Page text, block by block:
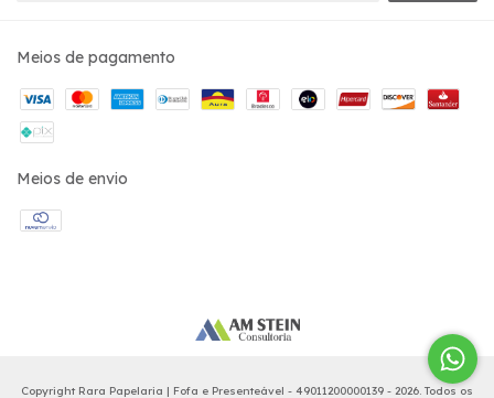
Meios de pagamento
Meios de envio
Copyright Rara Papelaria | Fofa e Presenteável - 49011200000139 - 2026. Todos os